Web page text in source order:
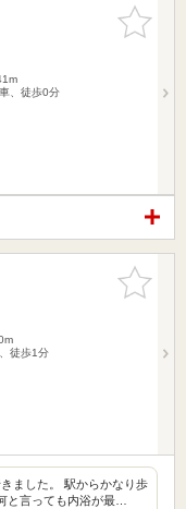
お気に入
りに追加
、徒歩0分
お気に入
りに追加
徒歩1分
ました。 駅からかなり歩
と言っても内浴が最…